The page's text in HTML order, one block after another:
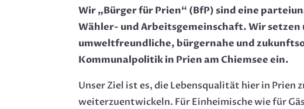
Wir „Bürger für Prien“ (BfP) sind eine
Wähler- und Arbeitsgemeinschaft. Wir setzen
umweltfreundliche, bürgernahe und
Kommunalpolitik in Prien am Chiemsee ein.
Unser Ziel ist es, die Lebensqualität hier in Prien
weiterzuentwickeln. Für Einheimische wie für